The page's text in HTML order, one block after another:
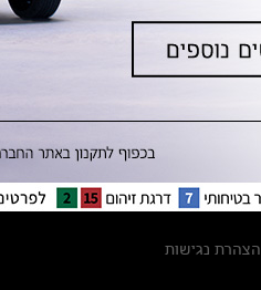
הודעה על הטבות לרכבי מרצדס בהסדר
הצהרת נגישות